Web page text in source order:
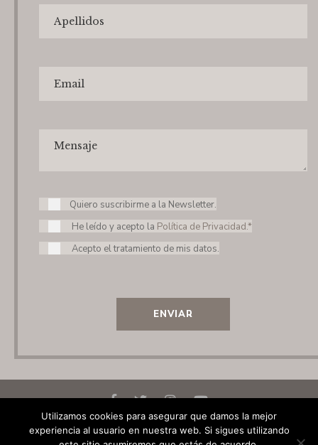
Quiero suscribirme a la Newsletter.
He leído y acepto la Política de Privacidad.*
Acepto el tratamiento de mis datos.
ENVIAR
© 2020 Elena Laseca
Utilizamos cookies para asegurar que damos la mejor
experiencia al usuario en nuestra web. Si sigues utilizando